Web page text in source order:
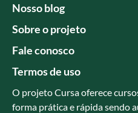
Nosso blog
Sobre o projeto
Fale conosco
Termos de uso
O projeto Cursa oferece
forma prática e rápida sendo